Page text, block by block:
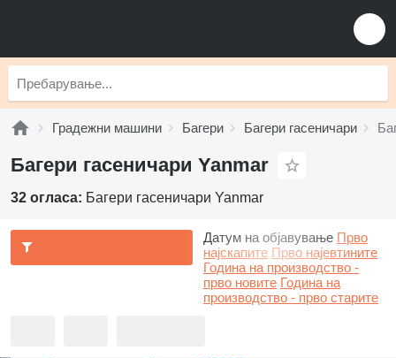
Градежни машини Багери Багери гасеничари
Багери гасеничари Yanmar
32 огласа: Багери гасеничари Yanmar
Датум на објавување Прво
најскапите Прво најевтините
Година на производство -
прво новите Година на
производство - прво старите